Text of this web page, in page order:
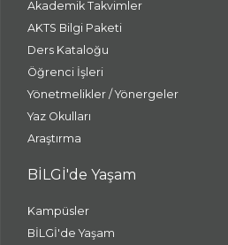
Akademik Takvimler
AKTS Bilgi Paketi
Ders Kataloğu
Öğrenci İşleri
Yönetmelikler / Yönergeler
Yaz Okulları
Araştırma
BİLGİ'de Yaşam
Kampüsler
BİLGİ'de Yaşam